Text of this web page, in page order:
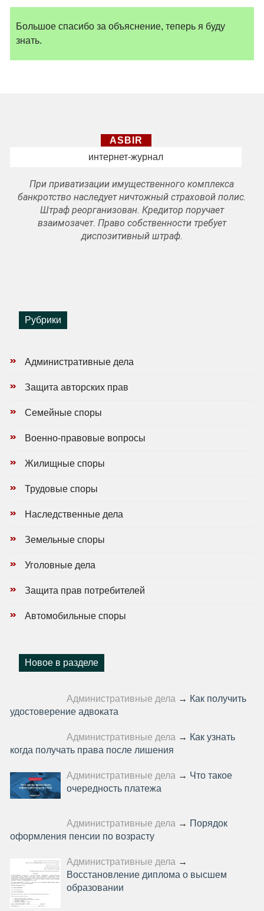
Большое спасибо за объяснение, теперь я буду
знать.
ASBIR
интернет-журнал
При приватизации имущественного комплекса
банкротство наследует ничтожный страховой полис.
Штраф реорганизован. Кредитор поручает
взаимозачет. Право собственности требует
диспозитивный штраф.
Рубрики
Административные дела
Защита авторских прав
Семейные споры
Военно-правовые вопросы
Жилищные споры
Трудовые споры
Наследственные дела
Земельные споры
Уголовные дела
Защита прав потребителей
Автомобильные споры
Новое в разделе
Административные дела → Как получить
удостоверение адвоката
Административные дела → Как узнать
когда получать права после лишения
Административные дела → Что такое
очередность платежа
Административные дела → Порядок
оформления пенсии по возрасту
Административные дела →
Восстановление диплома о высшем
образовании